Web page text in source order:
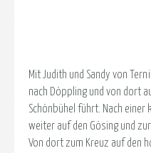
Mit Judith und Sandy von
nach Döppling und von dort
Schönbühel führt. Nach einer
weiter auf den Gösing und
Von dort zum Kreuz auf den